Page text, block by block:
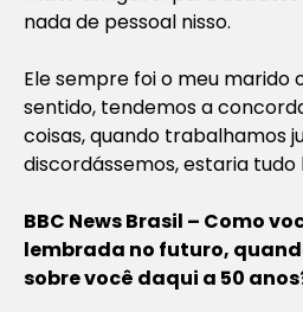
nada de pessoal nisso.
Ele sempre foi o meu marido
sentido, tendemos a
coisas, quando trabalhamos
discordássemos, estaria tudo
BBC News Brasil – Como
lembrada no futuro,
sobre você daqui a 50